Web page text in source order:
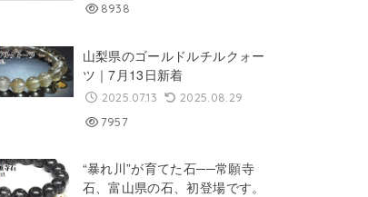
8938
山梨県のゴールドルチルクォー
ツ｜7月13日新着
2025.07.13
2025.08.29
7957
“暴れ川”が育てた石──常願寺
石、富山県の石、初登場です。